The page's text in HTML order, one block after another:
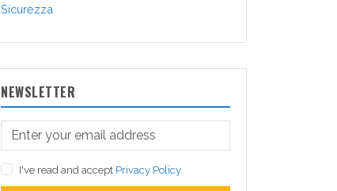
Sicurezza
NEWSLETTER
I've read and accept Privacy Policy